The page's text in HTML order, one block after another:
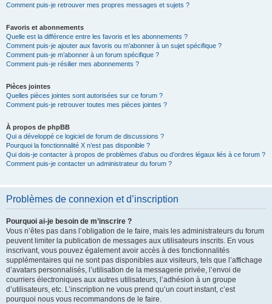
Comment puis-je retrouver mes propres messages et sujets ?
Favoris et abonnements
Quelle est la différence entre les favoris et les abonnements ?
Comment puis-je ajouter aux favoris ou m’abonner à un sujet spécifique ?
Comment puis-je m’abonner à un forum spécifique ?
Comment puis-je résilier mes abonnements ?
Pièces jointes
Quelles pièces jointes sont autorisées sur ce forum ?
Comment puis-je retrouver toutes mes pièces jointes ?
À propos de phpBB
Qui a développé ce logiciel de forum de discussions ?
Pourquoi la fonctionnalité X n’est pas disponible ?
Qui dois-je contacter à propos de problèmes d’abus ou d’ordres légaux liés à ce forum ?
Comment puis-je contacter un administrateur du forum ?
Problèmes de connexion et d’inscription
Pourquoi ai-je besoin de m’inscrire ?
Vous n’êtes pas dans l’obligation de le faire, mais les administrateurs du forum
peuvent limiter la publication de messages aux utilisateurs inscrits. En vous
inscrivant, vous pouvez également avoir accès à des fonctionnalités
supplémentaires qui ne sont pas disponibles aux visiteurs, tels que l’affichage
d’avatars personnalisés, l’utilisation de la messagerie privée, l’envoi de
courriers électroniques aux autres utilisateurs, l’adhésion à un groupe
d’utilisateurs, etc. L’inscription ne vous prend qu’un court instant, c’est
pourquoi nous vous recommandons de le faire.